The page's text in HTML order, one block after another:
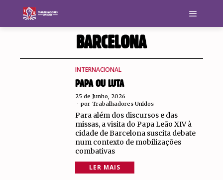
BARCELONA
INTERNACIONAL
PAPA OU LUTA
25 de Junho, 2026
por Trabalhadores Unidos
Para além dos discursos e das
missas, a visita do Papa Leão XIV à
cidade de Barcelona suscita debate
num contexto de mobilizações
combativas
LER MAIS